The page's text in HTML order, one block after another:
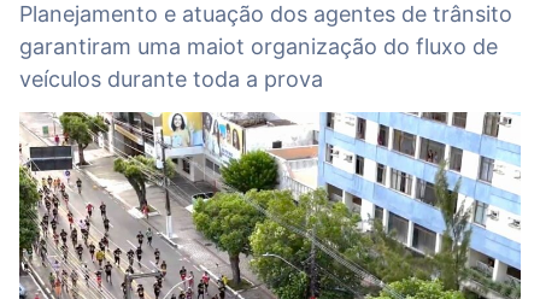
Planejamento e atuação dos agentes de trânsito
garantiram uma maiot organização do fluxo de
veículos durante toda a prova